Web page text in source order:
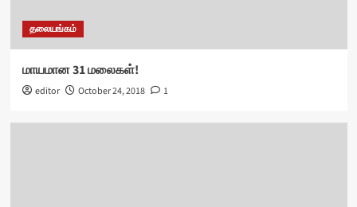
தலையங்கம்
மாயமான 31 மலைகள்!
editor October 24, 2018 1